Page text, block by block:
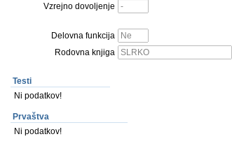
Vzrejno dovoljenje
Delovna funkcija
Rodovna knjiga
Testi
Ni podatkov!
Prvaštva
Ni podatkov!